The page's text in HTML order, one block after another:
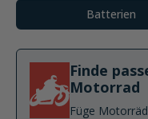
KategoriegalerieBatterien
Finde
Motorrad
Füge